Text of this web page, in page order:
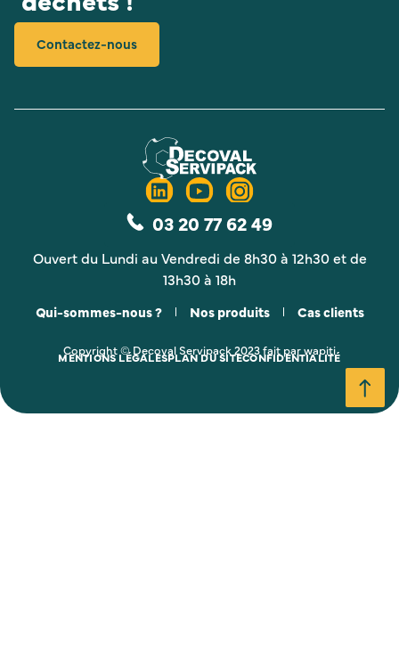
Contactez-nous
03 20 77 62 49
Ouvert du Lundi au Vendredi de 8h30 à 12h30 et de
13h30 à 18h
Qui-sommes-nous ? Nos produits Cas clients
Copyright © Decoval Servipack 2023 fait par wapiti
MENTIONS LÉGALESPLAN DU SITECONFIDENTIALITÉ